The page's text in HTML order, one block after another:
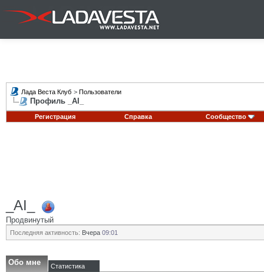
Лада Веста Клуб > Пользователи
Профиль _AI_
Регистрация Справка Сообщество
_AI_
Продвинутый
Последняя активность: Вчера 09:01
Обо мне Статистика